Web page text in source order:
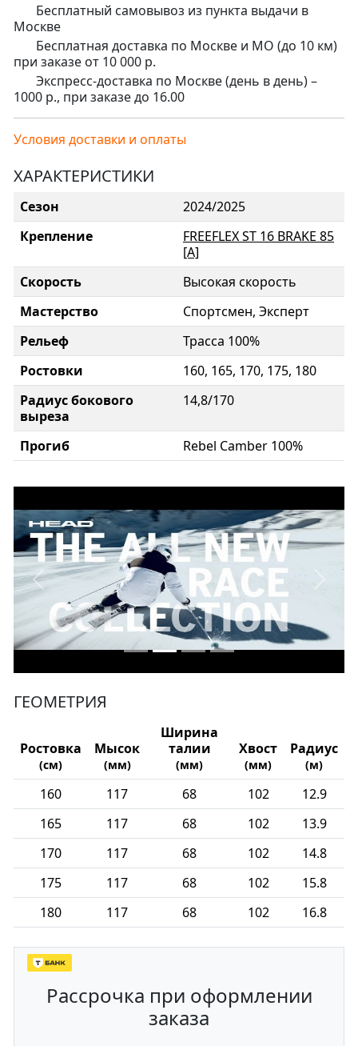
Бесплатный самовывоз из пункта выдачи в
Москве
Бесплатная доставка по Москве и МО (до 10 км)
при заказе от 10 000 р.
Экспресс-доставка по Москве (день в день) –
1000 р., при заказе до 16.00
Условия доставки и оплаты
ХАРАКТЕРИСТИКИ
Сезон
2024/2025
Крепление
FREEFLEX ST 16 BRAKE 85
[A]
Скорость
Высокая скорость
Мастерство
Спортсмен, Эксперт
Рельеф
Трасса 100%
Ростовки
160, 165, 170, 175, 180
Радиус бокового
выреза
14,8/170
Прогиб Rebel Camber 100%
ГЕОМЕТРИЯ
Ростовка
(см)
Мысок
(мм)
Ширина
талии
(мм)
Хвост
(мм)
Радиус
(м)
160 117 68 102
12.9
165
117 68 102
13.9
170
117 68 102
14.8
175
117 68 102
15.8
180
117 68 102 16.8
Рассрочка при оформлении
заказа